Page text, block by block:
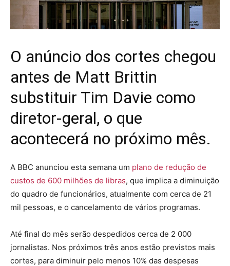
O anúncio dos cortes chegou
antes de Matt Brittin
substituir Tim Davie como
diretor-geral, o que
acontecerá no próximo mês.
A BBC anunciou esta semana um plano de redução de
custos de 600 milhões de libras, que implica a diminuição
do quadro de funcionários, atualmente com cerca de 21
mil pessoas, e o cancelamento de vários programas.
Até final do mês serão despedidos cerca de 2 000
jornalistas. Nos próximos três anos estão previstos mais
cortes, para diminuir pelo menos 10% das despesas